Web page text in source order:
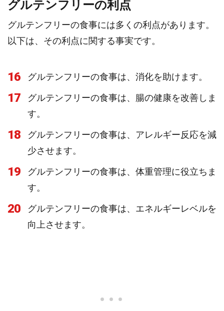
グルテンフリーの利点
グルテンフリーの食事には多くの利点があります。
以下は、その利点に関する事実です。
16 グルテンフリーの食事は、消化を助けます。
17
グルテンフリーの食事は、腸の健康を改善しま
す。
18
グルテンフリーの食事は、アレルギー反応を減
少させます。
19
グルテンフリーの食事は、体重管理に役立ちま
す。
20
グルテンフリーの食事は、エネルギーレベルを
向上させます。